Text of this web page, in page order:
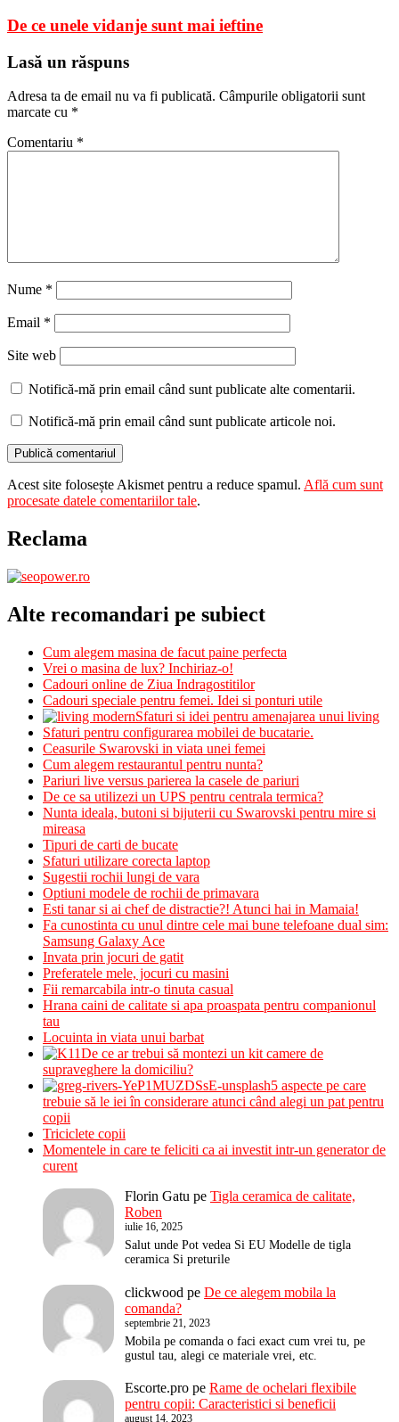
De ce unele vidanje sunt mai ieftine
Lasă un răspuns
Adresa ta de email nu va fi publicată. Câmpurile obligatorii sunt
marcate cu *
Comentariu *
Nume *
Email *
Site web
Notifică-mă prin email când sunt publicate alte comentarii.
Notifică-mă prin email când sunt publicate articole noi.
Acest site folosește Akismet pentru a reduce spamul. Află cum sunt
procesate datele comentariilor tale.
Reclama
Alte recomandari pe subiect
Cum alegem masina de facut paine perfecta
Vrei o masina de lux? Inchiriaz-o!
Cadouri online de Ziua Indragostitilor
Cadouri speciale pentru femei. Idei si ponturi utile
Sfaturi si idei pentru amenajarea unui living
Sfaturi pentru configurarea mobilei de bucatarie.
Ceasurile Swarovski in viata unei femei
Cum alegem restaurantul pentru nunta?
Pariuri live versus parierea la casele de pariuri
De ce sa utilizezi un UPS pentru centrala termica?
Nunta ideala, butoni si bijuterii cu Swarovski pentru mire si
mireasa
Tipuri de carti de bucate
Sfaturi utilizare corecta laptop
Sugestii rochii lungi de vara
Optiuni modele de rochii de primavara
Esti tanar si ai chef de distractie?! Atunci hai in Mamaia!
Fa cunostinta cu unul dintre cele mai bune telefoane dual sim:
Samsung Galaxy Ace
Invata prin jocuri de gatit
Preferatele mele, jocuri cu masini
Fii remarcabila intr-o tinuta casual
Hrana caini de calitate si apa proaspata pentru companionul
tau
Locuinta in viata unui barbat
De ce ar trebui să montezi un kit camere de
supraveghere la domiciliu?
5 aspecte pe care
trebuie să le iei în considerare atunci când alegi un pat pentru
copii
Triciclete copii
Momentele in care te feliciti ca ai investit intr-un generator de
curent
Florin Gatu pe Tigla ceramica de calitate,
Roben
iulie 16, 2025
Salut unde Pot vedea Si EU Modelle de tigla
ceramica Si preturile
clickwood pe De ce alegem mobila la
comanda?
septembrie 21, 2023
Mobila pe comanda o faci exact cum vrei tu, pe
gustul tau, alegi ce materiale vrei, etc.
Escorte.pro pe Rame de ochelari flexibile
pentru copii: Caracteristici si beneficii
august 14, 2023